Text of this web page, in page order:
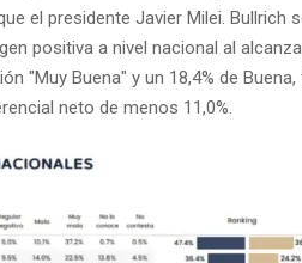
el presidente Javier Milei. Bullrich
positiva a nivel nacional al
"Muy Buena" y un 18,4% de
neto de menos 11,0%.